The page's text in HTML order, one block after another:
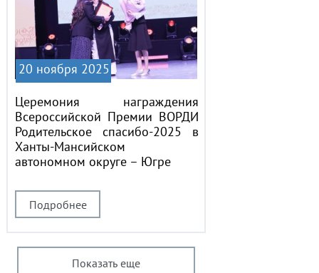
Подробнее
Церемония награждения
Всероссийской Премии ВОРДИ
Родительское спасибо-2025 в
Ханты-Мансийском
автономном округе – Югре
20 ноября 2025
Показать еще